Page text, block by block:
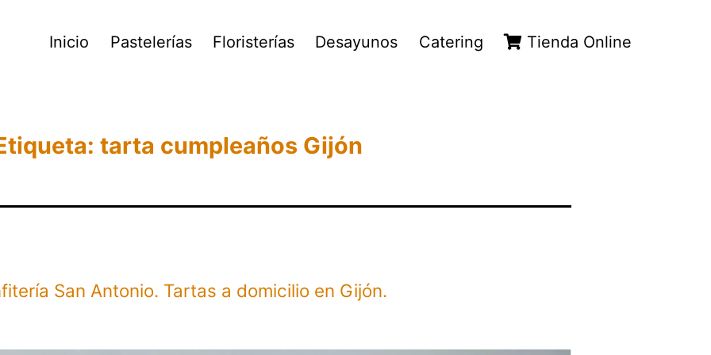
Inicio Pastelerías Floristerías Desayunos Catering Tienda Online
tarta cumpleaños Gijón
San Antonio. Tartas a domicilio en Gijón.